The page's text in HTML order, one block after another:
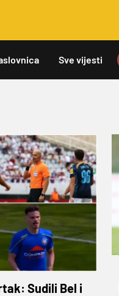
Sve vijesti
Sudili Bel i